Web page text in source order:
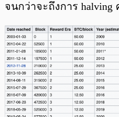
จนกว่าจะถึงการ halving